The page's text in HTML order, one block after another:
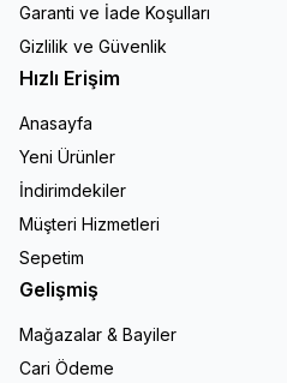
Garanti ve İade Koşulları
Gizlilik ve Güvenlik
Hızlı Erişim
Anasayfa
Yeni Ürünler
İndirimdekiler
Müşteri Hizmetleri
Sepetim
Gelişmiş
Mağazalar & Bayiler
Cari Ödeme